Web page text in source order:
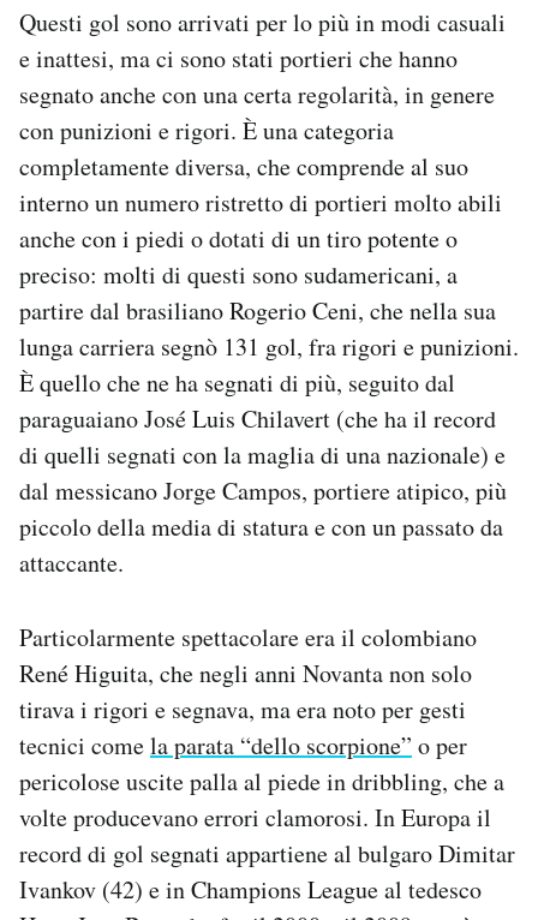
Questi gol sono arrivati per lo più in modi casuali
e inattesi, ma ci sono stati portieri che hanno
segnato anche con una certa regolarità, in genere
con punizioni e rigori. È una categoria
completamente diversa, che comprende al suo
interno un numero ristretto di portieri molto abili
anche con i piedi o dotati di un tiro potente o
preciso: molti di questi sono sudamericani, a
partire dal brasiliano Rogerio Ceni, che nella sua
lunga carriera segnò 131 gol, fra rigori e punizioni.
È quello che ne ha segnati di più, seguito dal
paraguaiano José Luis Chilavert (che ha il record
di quelli segnati con la maglia di una nazionale) e
dal messicano Jorge Campos, portiere atipico, più
piccolo della media di statura e con un passato da
attaccante.
Particolarmente spettacolare era il colombiano
René Higuita, che negli anni Novanta non solo
tirava i rigori e segnava, ma era noto per gesti
tecnici comela parata “dello scorpione” o per
pericolose uscite palla al piede in dribbling, che a
volte producevano errori clamorosi. In Europa il
record di gol segnati appartiene al bulgaro Dimitar
Ivankov (42) e in Champions League al tedesco